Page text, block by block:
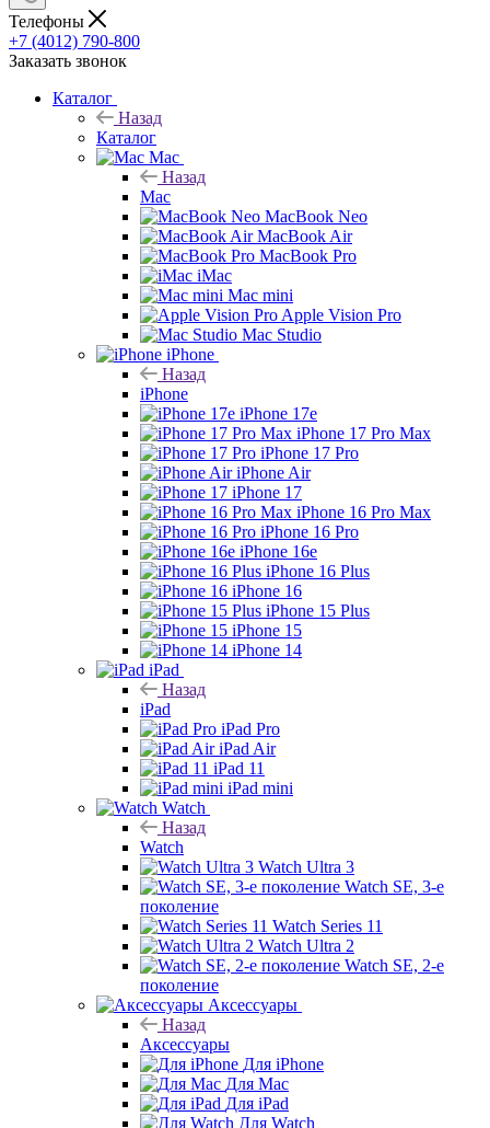
Телефоны
+7 (4012) 790-800
Заказать звонок
Каталог
Назад
Каталог
Mac
Назад
Mac
MacBook Neo
MacBook Air
MacBook Pro
iMac
Mac mini
Apple Vision Pro
Mac Studio
iPhone
Назад
iPhone
iPhone 17e
iPhone 17 Pro Max
iPhone 17 Pro
iPhone Air
iPhone 17
iPhone 16 Pro Max
iPhone 16 Pro
iPhone 16e
iPhone 16 Plus
iPhone 16
iPhone 15 Plus
iPhone 15
iPhone 14
iPad
Назад
iPad
iPad Pro
iPad Air
iPad 11
iPad mini
Watch
Назад
Watch
Watch Ultra 3
Watch SE, 3-е
поколение
Watch Series 11
Watch Ultra 2
Watch SE, 2-е
поколение
Аксессуары
Назад
Аксессуары
Для iPhone
Для Mac
Для iPad
Для Watch